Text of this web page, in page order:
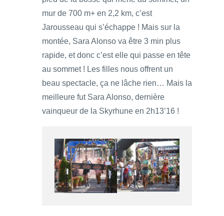
mur de 700 m+ en 2,2 km, c’est
Jarousseau qui s’échappe ! Mais sur la
montée, Sara Alonso va être 3 min plus
rapide, et donc c’est elle qui passe en tête
au sommet ! Les filles nous offrent un
beau spectacle, ça ne lâche rien… Mais la
meilleure fut Sara Alonso, dernière
vainqueur de la Skyrhune en 2h13’16 !